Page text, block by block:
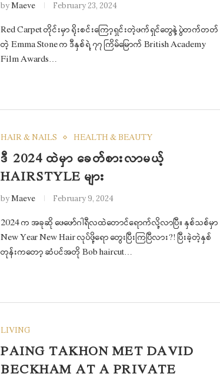
byMaeve February 23, 2024
Red Carpet တိုင်းမှာ ရိုးစင်းကြော့ရှင်းတဲ့ဖက်ရှင်တွေနဲ့ ပွဲတက်တတ်
တဲ့ Emma Stone က ဒီနှစ်ရဲ့ ၇၇ ကြိမ်မြောက် British Academy
Film Awards…
HAIR & NAILS HEALTH & BEAUTY
ဒီ 2024 ထဲမှာ ခေတ်စားလာမယ့်
HAIRSTYLE များ
byMaeve February 9, 2024
2024 က အခုဆို ဖေဖော်ဂါရီလထဲတောင်ရောက်လို့လာပြီ။ နှစ်သစ်မှာ
New Year New Hair လုပ်ဖို့ရော တွေးပြီးကြပြီလား?! ပြီးခဲ့တဲ့နှစ်
တုန်းကတော့ ဆံပင်အတို Bob haircut…
LIVING
PAING TAKHON MET DAVID
BECKHAM AT A PRIVATE